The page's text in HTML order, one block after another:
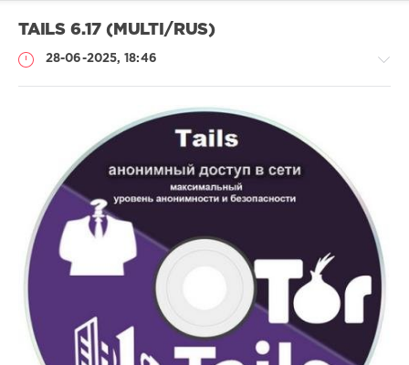
TAILS 6.17 (MULTI/RUS)
28-06-2025, 18:46
Софт
SamDel
159
анонимная
навигация
сети,